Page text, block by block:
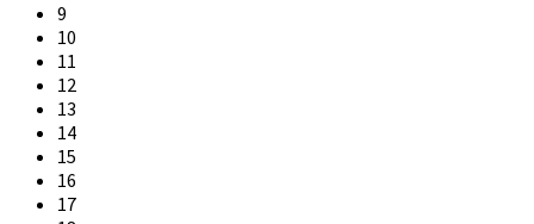
9
10
11
12
13
14
15
16
17